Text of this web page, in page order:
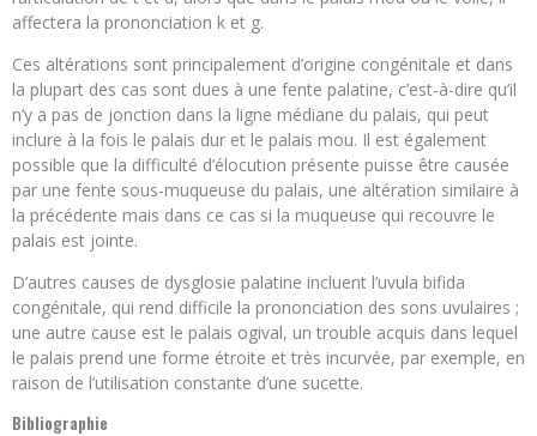
affectera la prononciation k et g.
Ces altérations sont principalement d’origine congénitale et dans
la plupart des cas sont dues à une fente palatine, c’est-à-dire qu’il
n’y a pas de jonction dans la ligne médiane du palais, qui peut
inclure à la fois le palais dur et le palais mou. Il est également
possible que la difficulté d’élocution présente puisse être causée
par une fente sous-muqueuse du palais, une altération similaire à
la précédente mais dans ce cas si la muqueuse qui recouvre le
palais est jointe.
D’autres causes de dysglosie palatine incluent l’uvula bifida
congénitale, qui rend difficile la prononciation des sons uvulaires ;
une autre cause est le palais ogival, un trouble acquis dans lequel
le palais prend une forme étroite et très incurvée, par exemple, en
raison de l’utilisation constante d’une sucette.
Bibliographie